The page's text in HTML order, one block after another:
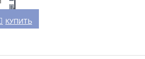
КУПИТЬ